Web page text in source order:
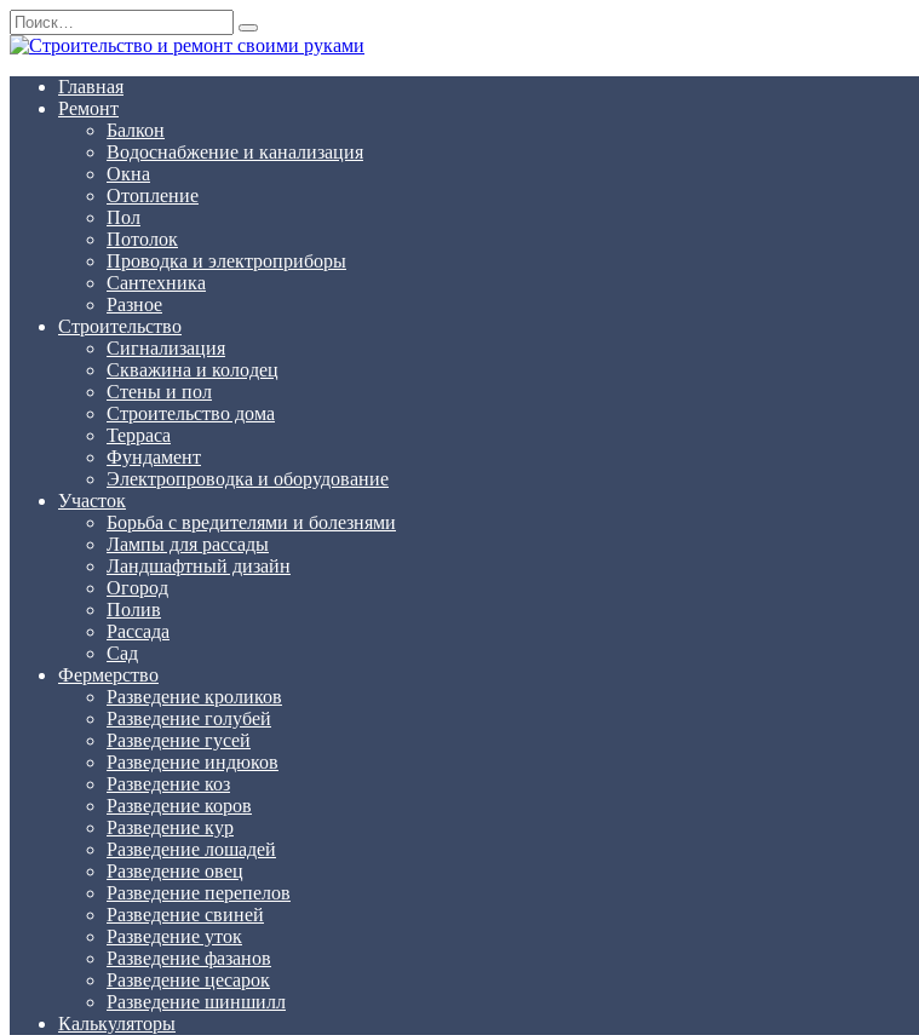
Перейти
к
содержанию
Search
for:
Главная
Ремонт
Балкон
Водоснабжение и канализация
Окна
Отопление
Пол
Потолок
Проводка и электроприборы
Сантехника
Разное
Строительство
Сигнализация
Скважина и колодец
Стены и пол
Строительство дома
Терраса
Фундамент
Электропроводка и оборудование
Участок
Борьба с вредителями и болезнями
Лампы для рассады
Ландшафтный дизайн
Огород
Полив
Рассада
Сад
Фермерство
Разведение кроликов
Разведение голубей
Разведение гусей
Разведение индюков
Разведение коз
Разведение коров
Разведение кур
Разведение лошадей
Разведение овец
Разведение перепелов
Разведение свиней
Разведение уток
Разведение фазанов
Разведение цесарок
Разведение шиншилл
Калькуляторы